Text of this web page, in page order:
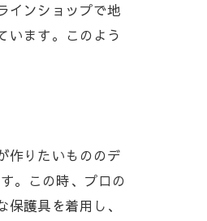
インショップで地
います。このよう
作りたいもののデ
。この時、プロの
護具を着用し、